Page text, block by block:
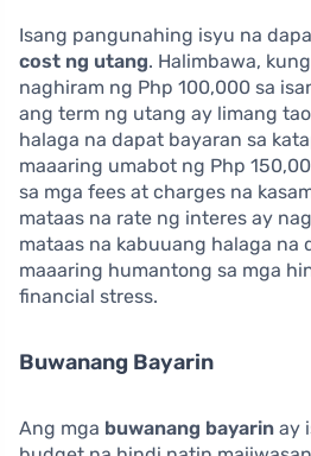
Isang pangunahing isyu na
cost ng utang. Halimbawa,
naghiram ng Php 100,000 sa
ang term ng utang ay limang
halaga na dapat bayaran sa
maaaring umabot ng Php
sa mga fees at charges na
mataas na rate ng interes ay
mataas na kabuuang halaga na
maaaring humantong sa mga
financial stress.
Buwanang Bayarin
Ang mga buwanang bayarin ay